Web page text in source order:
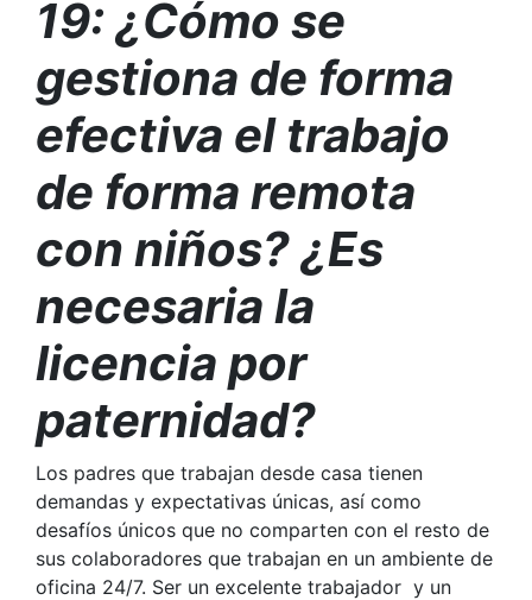
19: ¿Cómo se
gestiona de forma
efectiva el trabajo
de forma remota
con niños? ¿Es
necesaria la
licencia por
paternidad?
Los padres que trabajan desde casa tienen
demandas y expectativas únicas, así como
desafíos únicos que no comparten con el resto de
sus colaboradores que trabajan en un ambiente de
oficina 24/7. Ser un excelente trabajador y un